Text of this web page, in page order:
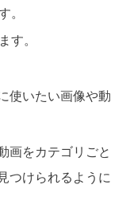
。
す。
使いたい画像や動
画をカテゴリごと
つけられるように